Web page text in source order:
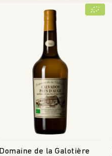
Domaine de la Galotière